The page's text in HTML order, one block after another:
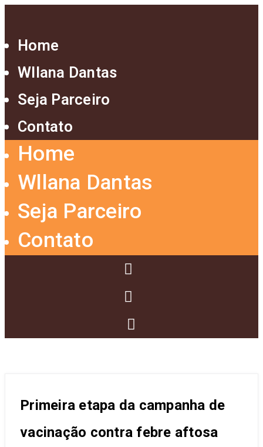
Home
Wllana Dantas
Seja Parceiro
Contato
Home
Wllana Dantas
Seja Parceiro
Contato
Primeira etapa da campanha de
vacinação contra febre aftosa